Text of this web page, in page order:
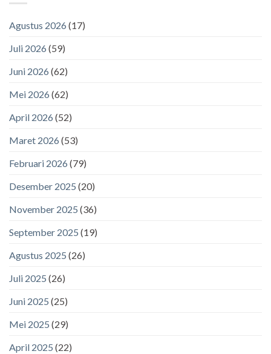
Agustus 2026 (17)
Juli 2026 (59)
Juni 2026 (62)
Mei 2026 (62)
April 2026 (52)
Maret 2026 (53)
Februari 2026 (79)
Desember 2025 (20)
November 2025 (36)
September 2025 (19)
Agustus 2025 (26)
Juli 2025 (26)
Juni 2025 (25)
Mei 2025 (29)
April 2025 (22)